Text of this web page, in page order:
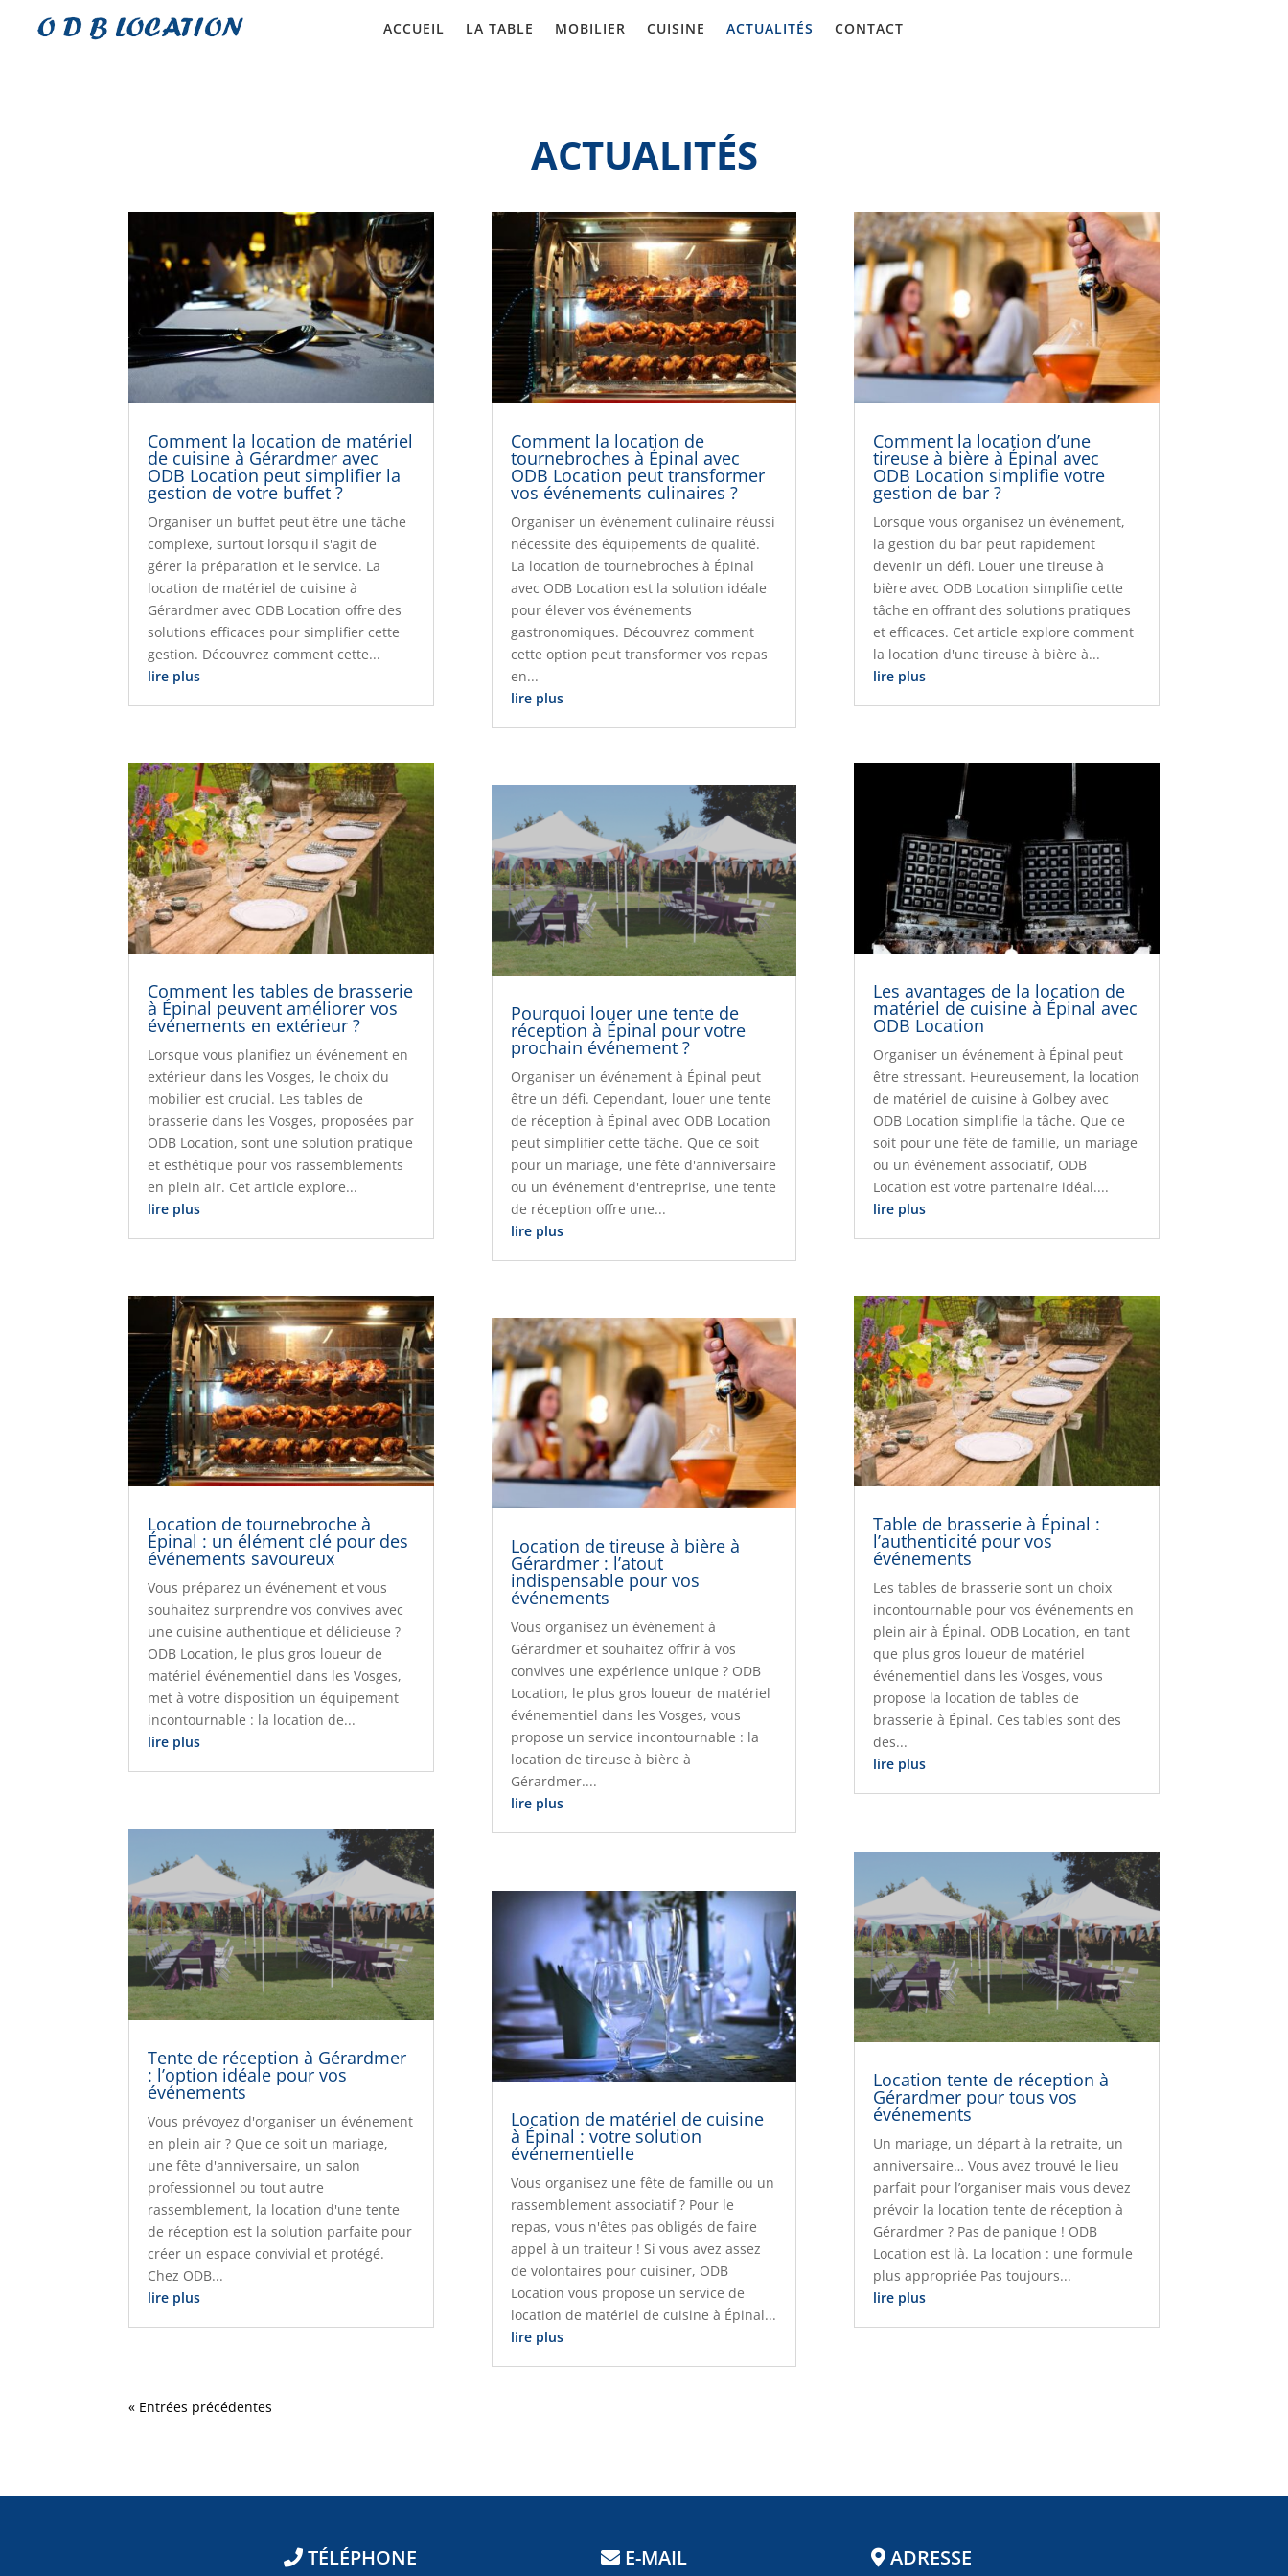
ACCUEIL LA TABLE MOBILIER CUISINE ACTUALITÉS CONTACT
ACTUALITÉS
Comment la location de matériel
de cuisine à Gérardmer avec
ODB Location peut simplifier la
gestion de votre buffet ?
Organiser un buffet peut être une tâche
complexe, surtout lorsqu'il s'agit de
gérer la préparation et le service. La
location de matériel de cuisine à
Gérardmer avec ODB Location offre des
solutions efficaces pour simplifier cette
gestion. Découvrez comment cette...
lire plus
Comment les tables de brasserie
à Épinal peuvent améliorer vos
événements en extérieur ?
Lorsque vous planifiez un événement en
extérieur dans les Vosges, le choix du
mobilier est crucial. Les tables de
brasserie dans les Vosges, proposées par
ODB Location, sont une solution pratique
et esthétique pour vos rassemblements
en plein air. Cet article explore...
lire plus
Location de tournebroche à
Épinal : un élément clé pour des
événements savoureux
Vous préparez un événement et vous
souhaitez surprendre vos convives avec
une cuisine authentique et délicieuse ?
ODB Location, le plus gros loueur de
matériel événementiel dans les Vosges,
met à votre disposition un équipement
incontournable : la location de...
lire plus
Tente de réception à Gérardmer
: l’option idéale pour vos
événements
Vous prévoyez d'organiser un événement
en plein air ? Que ce soit un mariage,
une fête d'anniversaire, un salon
professionnel ou tout autre
rassemblement, la location d'une tente
de réception est la solution parfaite pour
créer un espace convivial et protégé.
Chez ODB...
lire plus
Comment la location de
tournebroches à Épinal avec
ODB Location peut transformer
vos événements culinaires ?
Organiser un événement culinaire réussi
nécessite des équipements de qualité.
La location de tournebroches à Épinal
avec ODB Location est la solution idéale
pour élever vos événements
gastronomiques. Découvrez comment
cette option peut transformer vos repas
en...
lire plus
Pourquoi louer une tente de
réception à Épinal pour votre
prochain événement ?
Organiser un événement à Épinal peut
être un défi. Cependant, louer une tente
de réception à Épinal avec ODB Location
peut simplifier cette tâche. Que ce soit
pour un mariage, une fête d'anniversaire
ou un événement d'entreprise, une tente
de réception offre une...
lire plus
Location de tireuse à bière à
Gérardmer : l’atout
indispensable pour vos
événements
Vous organisez un événement à
Gérardmer et souhaitez offrir à vos
convives une expérience unique ? ODB
Location, le plus gros loueur de matériel
événementiel dans les Vosges, vous
propose un service incontournable : la
location de tireuse à bière à
Gérardmer....
lire plus
Location de matériel de cuisine
à Épinal : votre solution
événementielle
Vous organisez une fête de famille ou un
rassemblement associatif ? Pour le
repas, vous n'êtes pas obligés de faire
appel à un traiteur ! Si vous avez assez
de volontaires pour cuisiner, ODB
Location vous propose un service de
location de matériel de cuisine à Épinal...
lire plus
Comment la location d’une
tireuse à bière à Épinal avec
ODB Location simplifie votre
gestion de bar ?
Lorsque vous organisez un événement,
la gestion du bar peut rapidement
devenir un défi. Louer une tireuse à
bière avec ODB Location simplifie cette
tâche en offrant des solutions pratiques
et efficaces. Cet article explore comment
la location d'une tireuse à bière à...
lire plus
Les avantages de la location de
matériel de cuisine à Épinal avec
ODB Location
Organiser un événement à Épinal peut
être stressant. Heureusement, la location
de matériel de cuisine à Golbey avec
ODB Location simplifie la tâche. Que ce
soit pour une fête de famille, un mariage
ou un événement associatif, ODB
Location est votre partenaire idéal....
lire plus
Table de brasserie à Épinal :
l’authenticité pour vos
événements
Les tables de brasserie sont un choix
incontournable pour vos événements en
plein air à Épinal. ODB Location, en tant
que plus gros loueur de matériel
événementiel dans les Vosges, vous
propose la location de tables de
brasserie à Épinal. Ces tables sont des
des...
lire plus
Location tente de réception à
Gérardmer pour tous vos
événements
Un mariage, un départ à la retraite, un
anniversaire… Vous avez trouvé le lieu
parfait pour l’organiser mais vous devez
prévoir la location tente de réception à
Gérardmer ? Pas de panique ! ODB
Location est là. La location : une formule
plus appropriée Pas toujours...
lire plus
« Entrées précédentes
TÉLÉPHONE E-MAIL ADRESSE